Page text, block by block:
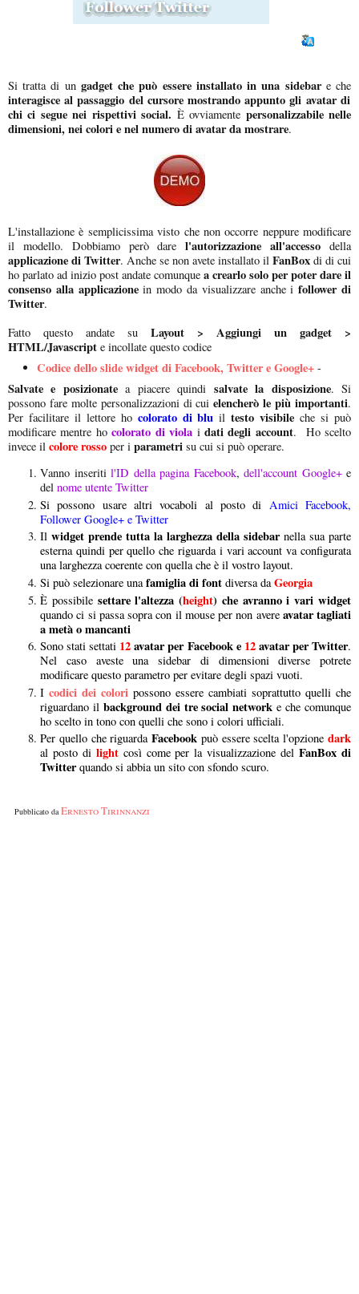
Si tratta di un gadget che può essere installato in una sidebare che
interagisce al passaggio del cursore mostrando appunto gli avatar di
chi ci segue nei rispettivi social. È ovviamente personalizzabile nelle
dimensioni, nei colori e nel numero di avatar da mostrare.
L'installazione è semplicissima visto che non occorre neppure modificare
il modello. Dobbiamo però darel'autorizzazione all'accesso della
applicazione di Twitter. Anche se non avete installato il FanBox di di cui
ho parlato ad inizio post andate comunque a crearlo solo per poter dare il
consenso alla applicazionein modo da visualizzare anche ifollower di
Twitter.
Fatto questo andate su Layout > Aggiungi un gadget >
HTML/Javascript e incollate questo codice
Codice dello slide widget di Facebook, Twitter e Google+ -
Salvate e posizionatea piacere quindi salvate la disposizione. Si
possono fare molte personalizzazioni di cuielencherò le più importanti.
Per facilitare il lettore ho colorato di blu iltesto visibile che si può
modificare mentre ho colorato di viola i dati degli account. Ho scelto
invece il colore rosso per i parametri su cui si può operare.
Vanno inseriti l'ID della pagina Facebook, dell'account Google+e
del nome utente Twitter
Si possono usare altri vocaboli al posto di Amici Facebook,
Follower Google+ e Twitter
Il widget prende tutta la larghezza della sidebarnella sua parte
esterna quindi per quello che riguarda i vari account va configurata
una larghezza coerente con quella che è il vostro layout.
Si può selezionare unafamiglia di font diversa daGeorgia
È possibile settare l'altezza (height) che avranno i vari widget
quando ci si passa sopra con il mouse per non avere avatar tagliati
a metà o mancanti
Sono stati settati 12avatar per Facebook e 12avatar per Twitter.
Nel caso aveste una sidebar di dimensioni diverse potrete
modificare questo parametro per evitare degli spazi vuoti.
I codici dei colori possono essere cambiati soprattutto quelli che
riguardano ilbackground dei tre social network e che comunque
ho scelto in tono con quelli che sono i colori ufficiali.
Per quello che riguardaFacebook può essere scelta l'opzione dark
al posto di light così come per la visualizzazione delFanBox di
Twitterquando si abbia un sito con sfondo scuro.
Pubblicato daErnesto Tirinnanzi